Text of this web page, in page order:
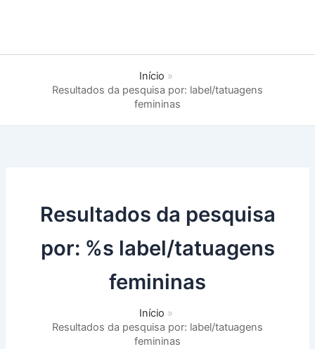
Início
Resultados da pesquisa por: label/tatuagens
femininas
Resultados da pesquisa
por: %s label/tatuagens
femininas
Início
Resultados da pesquisa por: label/tatuagens
femininas